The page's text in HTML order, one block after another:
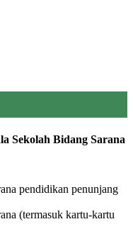
Sekolah Bidang Sarana
pendidikan penunjang
(termasuk kartu-kartu